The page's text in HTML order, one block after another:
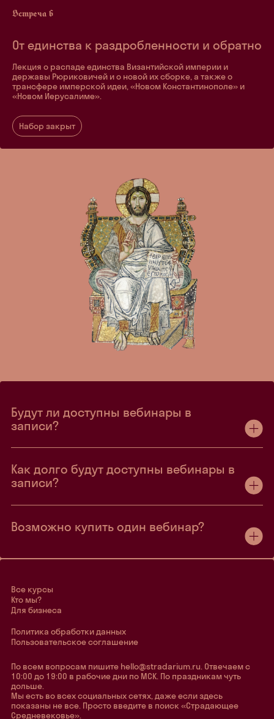
От единства к раздробленности и обратно
Лекция о распаде единства Византийской империи и
державы Рюриковичей и о новой их сборке, а также о
трансфере имперской идеи, «Новом Константинополе» и
«Новом Иерусалиме».
Набор закрыт
Будут ли доступны вебинары в
записи?
Как долго будут доступны вебинары в
записи?
Возможно купить один вебинар?
Все курсы
Кто мы?
Для бизнеса
Политика обработки данных
Пользовательское соглашение
По всем вопросам пишите hello@stradarium.ru. Отвечаем с
10:00 до 19:00 в рабочие дни по МСК. По праздникам чуть
дольше.
Мы есть во всех социальных сетях, даже если здесь
показаны не все. Просто введите в поиск «Страдающее
Средневековье».